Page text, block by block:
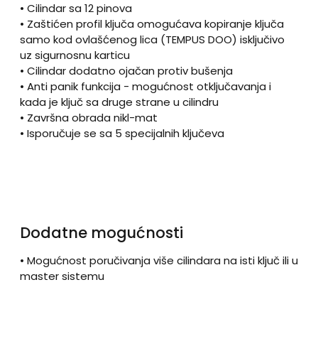
• Cilindar sa 12 pinova
• Zaštićen profil ključa omogućava kopiranje ključa
samo kod ovlašćenog lica (TEMPUS DOO) isključivo
uz sigurnosnu karticu
• Cilindar dodatno ojačan protiv bušenja
• Anti panik funkcija - mogućnost otključavanja i
kada je ključ sa druge strane u cilindru
• Završna obrada nikl-mat
• Isporučuje se sa 5 specijalnih ključeva
Dodatne mogućnosti
• Mogućnost poručivanja više cilindara na isti ključ ili u
master sistemu